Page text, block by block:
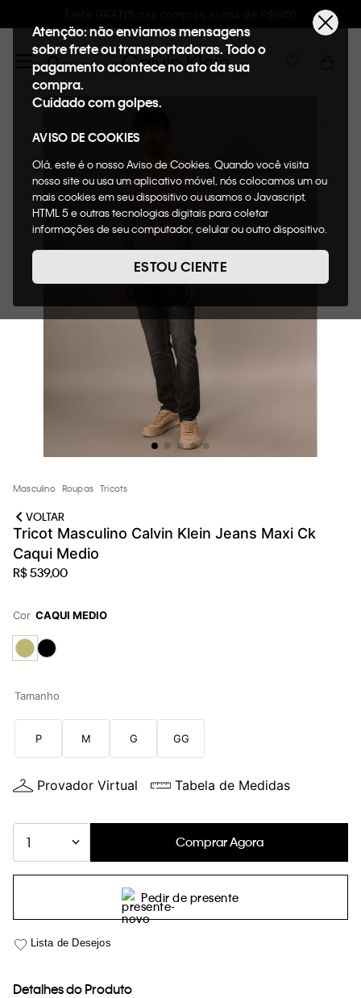
Ganhe 10% de GIFTBACK em todas
Atenção: não enviamos mensagens
sobre frete ou transportadoras. Todo o
pagamento acontece no ato da sua
compra.
Cuidado com golpes.
AVISO DE COOKIES
Olá, este é o nosso Aviso de Cookies. Quando você visita
nosso site ou usa um aplicativo móvel, nós colocamos um ou
mais cookies em seu dispositivo ou usamos o Javascript,
HTML 5 e outras tecnologias digitais para coletar
informações de seu computador, celular ou outro dispositivo.
de cookies, informaremos quais cookies usaremos e quais
suas funções. A forma como processamos os dados
nosso Aviso de Privacidade. Quando você visita nosso site,
consideraremos isso como sua solicitação específica para
fornecer a você toda a funcionalidade do site, incluindo,
entre outros, a capacidade de comprar um item em nossa
loja virtual. Para maiores informações sobre o nosso aviso de
ESTOU CIENTE
Masculino Roupas Tricots
VOLTAR
Tricot Masculino Calvin Klein Jeans Maxi Ck
Caqui Medio
R$539,00
Cor CAQUI MEDIO
Tamanho
P M G GG
Provador Virtual Tabela de Medidas
1 Comprar Agora
Pedir de presente
Detalhes do Produto